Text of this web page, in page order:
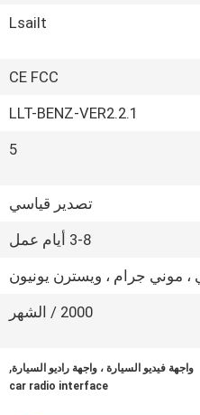
Lsailt
CE FCC
LLT-BENZ-VER2.2.1
5
تصدير قياسي
3-8 أيام عمل
موني جرام ، ويسترن يونيون
2000 / الشهر
واجهة فيديو السيارة ، واجهة راديو السيارة,
car radio interface